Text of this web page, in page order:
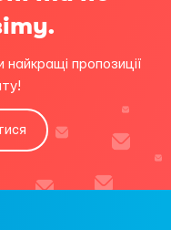
пропозиції